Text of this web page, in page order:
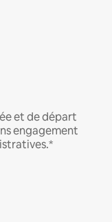
et de départ
engagement